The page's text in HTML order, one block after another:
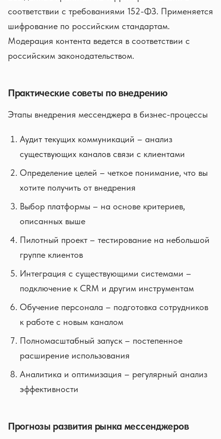
соответствии с требованиями 152-ФЗ. Применяется
шифрование по российским стандартам.
Модерация контента ведется в соответствии с
российским законодательством.
Практические советы по внедрению
Этапы внедрения мессенджера в бизнес-процессы
Аудит текущих коммуникаций – анализ
существующих каналов связи с клиентами
Определение целей – четкое понимание, что вы
хотите получить от внедрения
Выбор платформы – на основе критериев,
описанных выше
Пилотный проект – тестирование на небольшой
группе клиентов
Интеграция с существующими системами –
подключение к CRM и другим инструментам
Обучение персонала – подготовка сотрудников
к работе с новым каналом
Полномасштабный запуск – постепенное
расширение использования
Аналитика и оптимизация – регулярный анализ
эффективности
Прогнозы развития рынка мессенджеров